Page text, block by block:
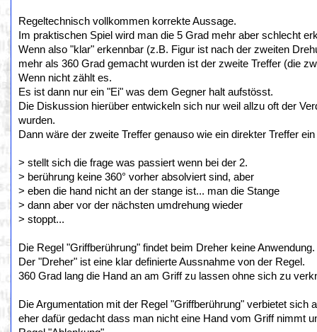
Regeltechnisch vollkommen korrekte Aussage.
Im praktischen Spiel wird man die 5 Grad mehr aber schlecht
Wenn also "klar" erkennbar (z.B. Figur ist nach der zweiten
mehr als 360 Grad gemacht wurden ist der zweite Treffer (die
Wenn nicht zählt es.
Es ist dann nur ein "Ei" was dem Gegner halt aufstösst.
Die Diskussion hierüber entwickeln sich nur weil allzu oft der
wurden.
Dann wäre der zweite Treffer genauso wie ein direkter Treffer ein
> stellt sich die frage was passiert wenn bei der 2.
> berührung keine 360° vorher absolviert sind, aber
> eben die hand nicht an der stange ist... man die Stange
> dann aber vor der nächsten umdrehung wieder
> stoppt...
Die Regel "Griffberührung" findet beim Dreher keine Anwendung.
Der "Dreher" ist eine klar definierte Aussnahme von der Regel.
360 Grad lang die Hand an am Griff zu lassen ohne sich zu
Die Argumentation mit der Regel "Griffberührung" verbietet
eher dafür gedacht dass man nicht eine Hand vom Griff nimmt